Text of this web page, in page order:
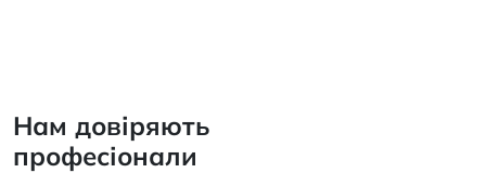
Нам довіряють
професіонали